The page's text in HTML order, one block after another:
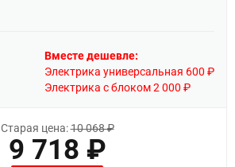
Вместе дешевле:
Электрика универсальная 600 ₽
Электрика с блоком 2 000 ₽
Старая цена:10 068 ₽
9 718 ₽